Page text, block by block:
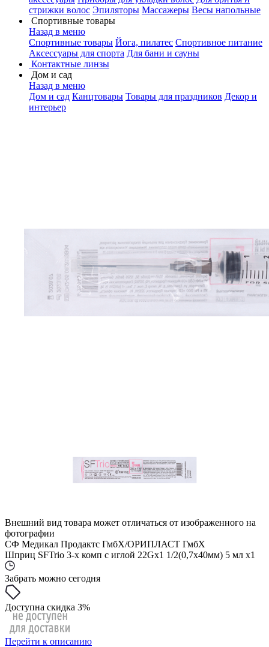
стрижки волос Эпиляторы Массажеры Весы напольные
Спортивные товары
Назад в меню
Спортивные товары Йога, пилатес Спортивное питание
Аксессуары для спорта Для бани и сауны
Контактные линзы
Дом и сад
Назад в меню
Дом и сад Канцтовары Товары для праздников Декор и
интерьер
Внешний вид товара может отличаться от изображенного на
фотографии
СФ Медикал Продактс ГмбХ/ОРИПЛАСТ ГмбХ
Шприц SFTrio 3-х комп с иглой 22Gх1 1/2(0,7х40мм) 5 мл x1
Забрать можно сегодня
Доступна скидка 3%
Перейти к описанию